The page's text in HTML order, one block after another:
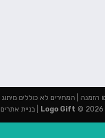
Logo Gift
|בניית אתרים